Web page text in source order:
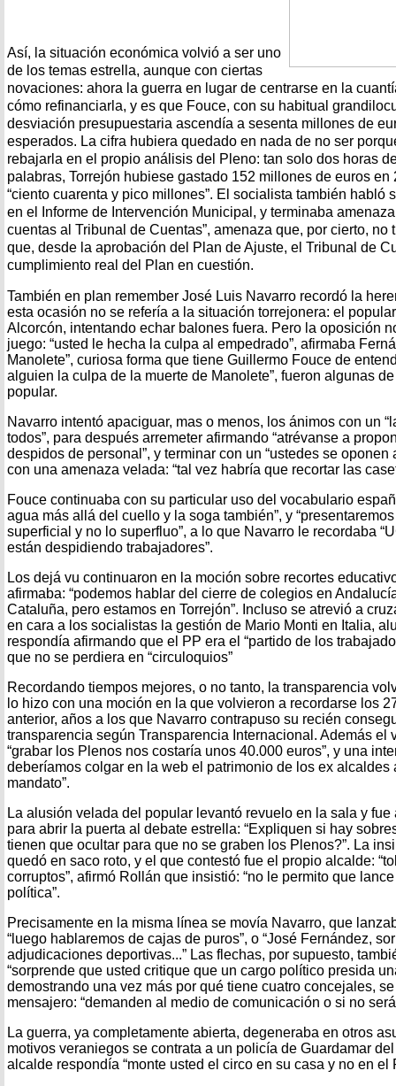
Así, la situación económica volvió a ser uno
de los temas estrella, aunque con ciertas
novaciones: ahora la guerra en lugar de centrarse en la
cómo refinanciarla, y es que Fouce, con su habitual
desviación presupuestaria ascendía a sesenta millones de
esperados. La cifra hubiera quedado en nada de no ser
rebajarla en el propio análisis del Pleno: tan solo dos horas
palabras, Torrejón hubiese gastado 152 millones de euros en
“ciento cuarenta y pico millones”. El socialista también habló
en el Informe de Intervención Municipal, y terminaba
cuentas al Tribunal de Cuentas”, amenaza que, por cierto, no
que, desde la aprobación del Plan de Ajuste, el Tribunal de
cumplimiento real del Plan en cuestión.
También en plan remember José Luis Navarro recordó la
esta ocasión no se refería a la situación torrejonera: el
Alcorcón, intentando echar balones fuera. Pero la oposición
juego: “usted le hecha la culpa al empedrado”, afirmaba
Manolete”, curiosa forma que tiene Guillermo Fouce de
alguien la culpa de la muerte de Manolete”, fueron algunas
popular.
Navarro intentó apaciguar, mas o menos, los ánimos con un
todos”, para después arremeter afirmando “atrévanse a
despidos de personal”, y terminar con un “ustedes se oponen
con una amenaza velada: “tal vez habría que recortar las
Fouce continuaba con su particular uso del vocabulario
agua más allá del cuello y la soga también”, y
superficial y no lo superfluo”, a lo que Navarro le recordaba
están despidiendo trabajadores”.
Los dejá vu continuaron en la moción sobre recortes
afirmaba: “podemos hablar del cierre de colegios en
Cataluña, pero estamos en Torrejón”. Incluso se atrevió a
en cara a los socialistas la gestión de Mario Monti en Italia,
respondía afirmando que el PP era el “partido de los
que no se perdiera en “circuloquios”
Recordando tiempos mejores, o no tanto, la transparencia
lo hizo con una moción en la que volvieron a recordarse los
anterior, años a los que Navarro contrapuso su recién
transparencia según Transparencia Internacional. Además el
“grabar los Plenos nos costaría unos 40.000 euros”, y una
deberíamos colgar en la web el patrimonio de los ex alcaldes
mandato”.
La alusión velada del popular levantó revuelo en la sala y
para abrir la puerta al debate estrella: “Expliquen si hay
tienen que ocultar para que no se graben los Plenos?”. La
quedó en saco roto, y el que contestó fue el propio alcalde:
corruptos”, afirmó Rollán que insistió: “no le permito que
política”.
Precisamente en la misma línea se movía Navarro, que
“luego hablaremos de cajas de puros”, o “José Fernández,
adjudicaciones deportivas...” Las flechas, por supuesto,
“sorprende que usted critique que un cargo político presida
demostrando una vez más por qué tiene cuatro concejales,
mensajero: “demanden al medio de comunicación o si no
La guerra, ya completamente abierta, degeneraba en otros
motivos veraniegos se contrata a un policía de Guardamar
alcalde respondía “monte usted el circo en su casa y no en el